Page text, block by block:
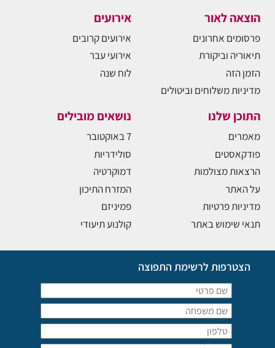
הוצאה לאור
פרסומים אחרונים
תיאוריה וביקורת
הזמן הזה
מדיניות משלוחים וביטולים
אירועים
אירועים קרובים
אירועי עבר
לוח שנה
התוכן שלנו
מאמרים
פודקאסטים
הרצאות מצולמות
על האתר
מדיניות פרטיות
תנאי שימוש באתר
נושאים מובילים
7 באוקטובר
סולידריות
דמוקרטיה
המזרח התיכון
פמיניזם
קולנוע תיעודי
הצטרפות לרשימת התפוצה